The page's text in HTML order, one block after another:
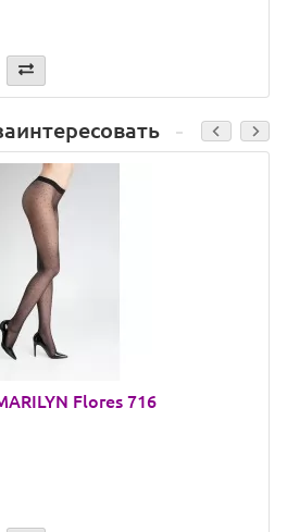
Flores 716